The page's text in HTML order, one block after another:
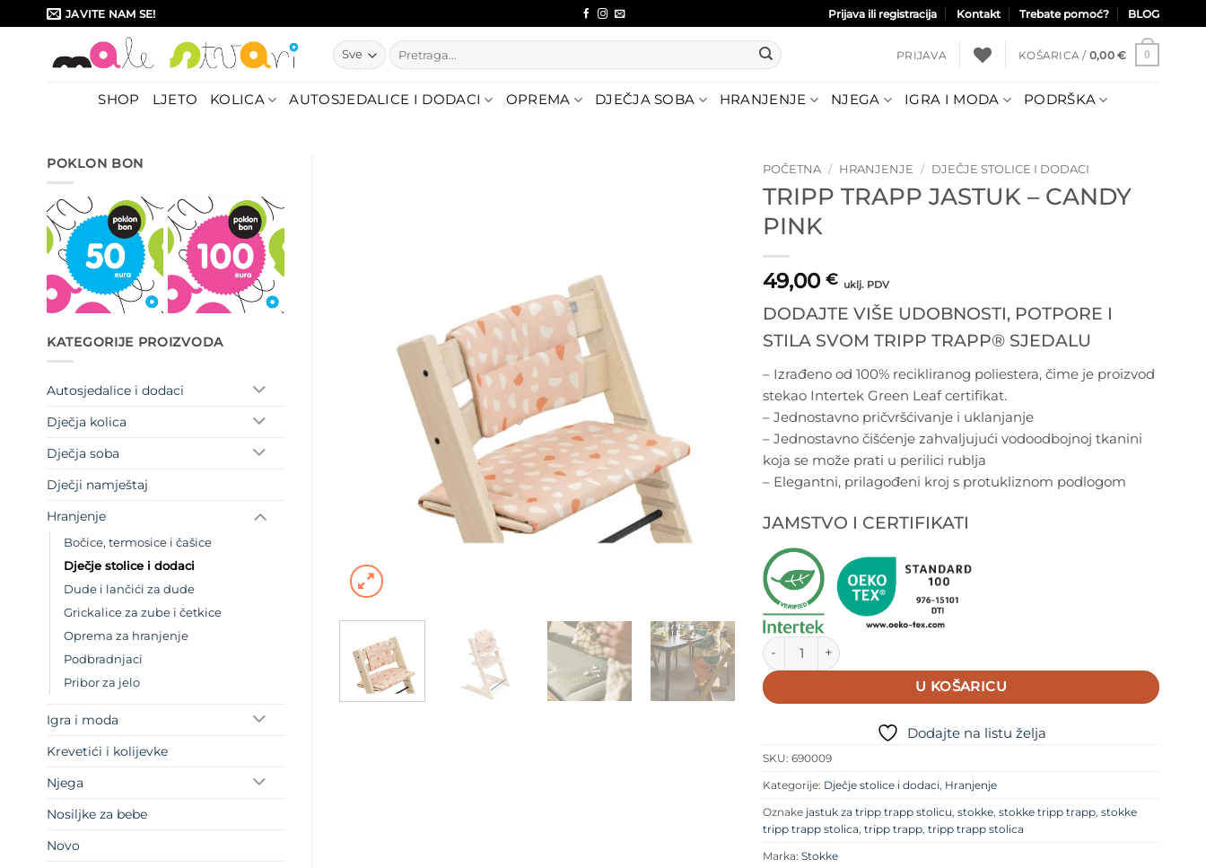
to
JAVITE NAM SE! Prijava ili registracija Kontakt Trebate pomoć? BLOG
Pretraži:
PRIJAVA KOŠARICA / 0,00 € 0
SHOP LJETO KOLICA AUTOSJEDALICE I DODACI OPREMA DJEČJA SOBA HRANJENJE NJEGA IGRA I MODA PODRŠKA
POKLON BON
KATEGORIJE PROIZVODA
Autosjedalice i dodaci
Dječja kolica
Dječja soba
Dječji namještaj
Hranjenje
Bočice, termosice i čašice
Dječje stolice i dodaci
Dude i lančići za dude
Grickalice za zube i četkice
Oprema za hranjenje
Podbradnjaci
Pribor za jelo
Igra i moda
Krevetići i kolijevke
Njega
Nosiljke za bebe
Novo
POČETNA / HRANJENJE / DJEČJE STOLICE I DODACI
TRIPP TRAPP JASTUK – CANDY
PINK
49,00 € uklj. PDV
DODAJTE VIŠE UDOBNOSTI, POTPORE I
STILA SVOM TRIPP TRAPP® SJEDALU
– Izrađeno od 100% recikliranog poliestera, čime je proizvod
stekao Intertek Green Leaf certifikat.
– Jednostavno pričvršćivanje i uklanjanje
– Jednostavno čišćenje zahvaljujući vodoodbojnoj tkanini
koja se može prati u perilici rublja
– Elegantni, prilagođeni kroj s protukliznom podlogom
JAMSTVO I CERTIFIKATI
Tripp Trapp Jastuk - Candy Pink količina
U KOŠARICU
Dodajte na listu želja
SKU: 690009
Kategorije: Dječje stolice i dodaci Hranjenje
Oznake jastuk za tripp trapp stolicu stokke stokke tripp trapp stokke
tripp trapp stolica tripp trapp tripp trapp stolica
Marka: Stokke